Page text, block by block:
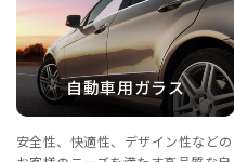
自動車用ガラス
安全性、快適性、デザイン性などの